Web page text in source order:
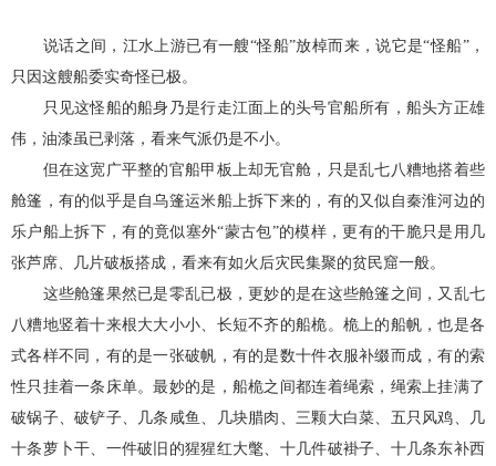
说话之间，江水上游已有一艘“怪船”放棹而来，说它是“怪船”，
只因这艘船委实奇怪已极。
只见这怪船的船身乃是行走江面上的头号官船所有，船头方正雄
伟，油漆虽已剥落，看来气派仍是不小。
但在这宽广平整的官船甲板上却无官舱，只是乱七八糟地搭着些
舱篷，有的似乎是自乌篷运米船上拆下来的，有的又似自秦淮河边的
乐户船上拆下，有的竟似塞外“蒙古包”的模样，更有的干脆只是用几
张芦席、几片破板搭成，看来有如火后灾民集聚的贫民窟一般。
这些舱篷果然已是零乱已极，更妙的是在这些舱篷之间，又乱七
八糟地竖着十来根大大小小、长短不齐的船桅。桅上的船帆，也是各
式各样不同，有的是一张破帆，有的是数十件衣服补缀而成，有的索
性只挂着一条床单。最妙的是，船桅之间都连着绳索，绳索上挂满了
破锅子、破铲子、几条咸鱼、几块腊肉、三颗大白菜、五只风鸡、几
十条萝卜干、一件破旧的猩猩红大氅、十几件破褂子、十几条东补西